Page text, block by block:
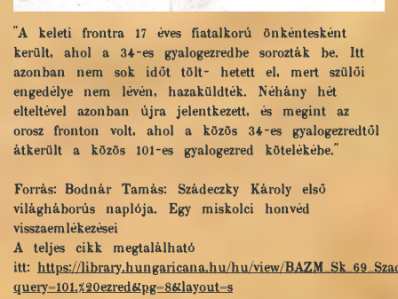
"A keleti frontra 17 éves fiatalkorú önkéntesként
került, ahol a 34-es gyalogezredbe sorozták be. Itt
azonban nem sok időt tölt- hetett el, mert szülői
engedélye nem lévén, hazaküldték. Néhány hét
elteltével azonban újra jelentkezett, és megint az
orosz fronton volt, ahol a közös 34-es gyalogezredtől
átkerült a közös 101-es gyalogezred kötelékébe."
Forrás: Bodnár Tamás: Szádeczky Károly első
világháborús naplója. Egy miskolci honvéd
visszaemlékezései
A teljes cikk megtalálható
itt: https://library.hungaricana.hu/hu/view/
query=101.%20ezred&pg=8&layout=s